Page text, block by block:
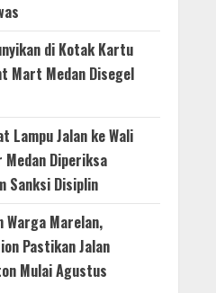
di Kotak Kartu
Mart Medan Disegel
Lampu Jalan ke Wali
Medan Diperiksa
Sanksi Disiplin
Warga Marelan,
Pastikan Jalan
Mulai Agustus